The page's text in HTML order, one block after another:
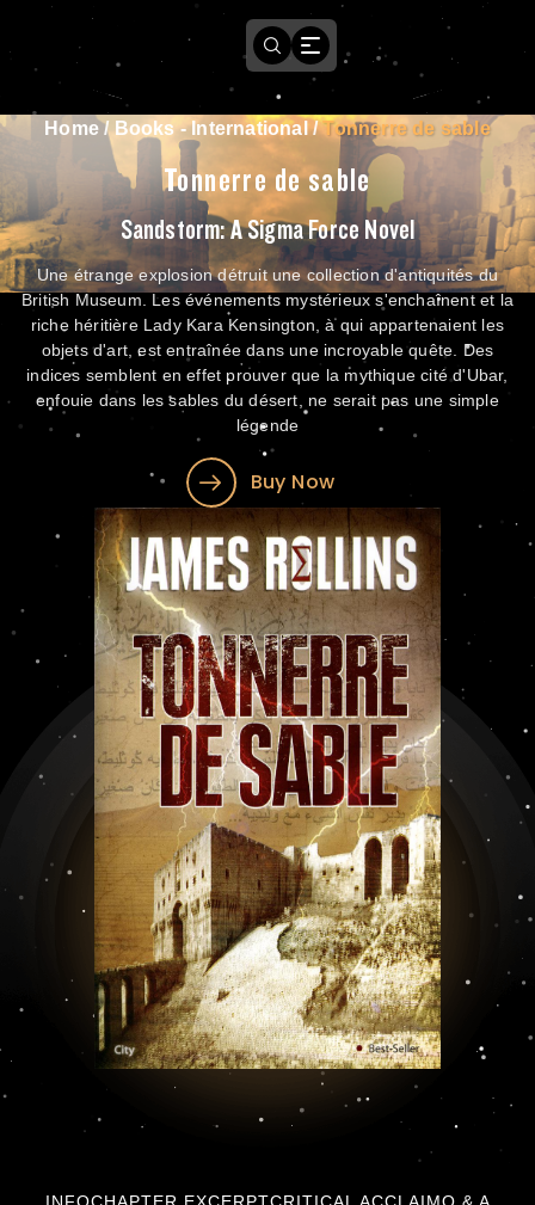
Home/ Books - International/Tonnerre de sable
Tonnerre de sable
Sandstorm: A Sigma Force Novel
Une étrange explosion détruit une collection d'antiquités du
British Museum. Les événements mystérieux s'enchaînent et la
riche héritière Lady Kara Kensington, à qui appartenaient les
objets d'art, est entraînée dans une incroyable quête. Des
indices semblent en effet prouver que la mythique cité d'Ubar,
enfouie dans les sables du désert, ne serait pas une simple
légende
Buy Now